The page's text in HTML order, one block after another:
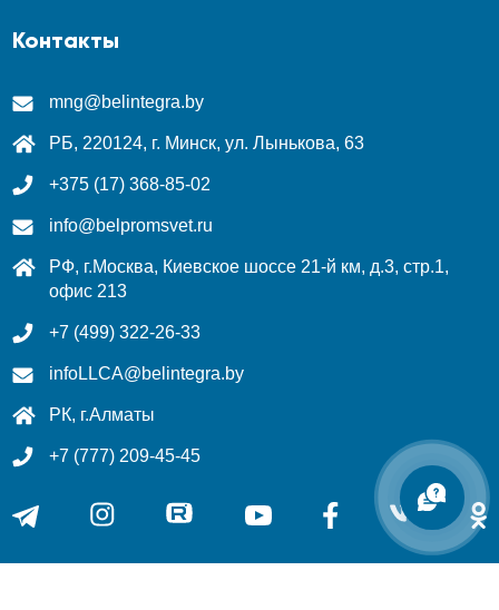
Контакты
mng@belintegra.by
РБ, 220124, г. Минск, ул. Лынькова, 63
+375 (17) 368-85-02
info@belpromsvet.ru
РФ, г.Москва, Киевское шоссе 21-й км, д.3, стр.1,
офис 213
+7 (499) 322-26-33
infoLLCA@belintegra.by
РК, г.Алматы
+7 (777) 209-45-45